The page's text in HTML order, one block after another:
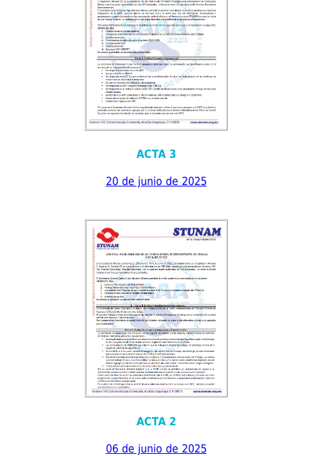
ACTA 3
20 de junio de 2025
ACTA 2
06 de junio de 2025